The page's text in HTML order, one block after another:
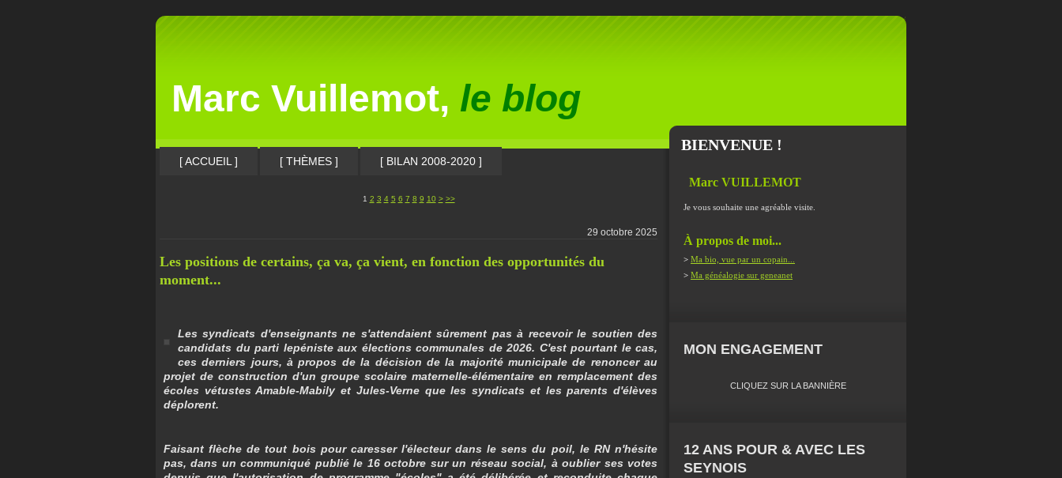
Marc Vuillemot, le blog
[ ACCUEIL ] [ THÈMES ] [ BILAN 2008-2020 ]
1 2 3 4 5 6 7 8 9 10 > >>
29 octobre 2025
Les positions de certains, ça va, ça vient, en fonction des opportunités du
moment...
Les syndicats d'enseignants ne s'attendaient sûrement pas à recevoir le soutien des
candidats du parti lepéniste aux élections communales de 2026. C'est pourtant le cas,
ces derniers jours, à propos de la décision de la majorité municipale de renoncer au
projet de construction d'un groupe scolaire maternelle-élémentaire en remplacement des
écoles vétustes Amable-Mabily et Jules-Verne que les syndicats et les parents d'élèves
déplorent.
Faisant flèche de tout bois pour caresser l'électeur dans le sens du poil, le RN n'hésite
pas, dans un communiqué publié le 16 octobre sur un réseau social, à oublier ses votes
BIENVENUE !
Marc VUILLEMOT
Je vous souhaite une agréable visite.
À propos de moi...
> Ma bio, vue par un copain...
> Ma généalogie sur geneanet
MON ENGAGEMENT
CLIQUEZ SUR LA BANNIÈRE
12 ANS POUR & AVEC LES
SEYNOIS